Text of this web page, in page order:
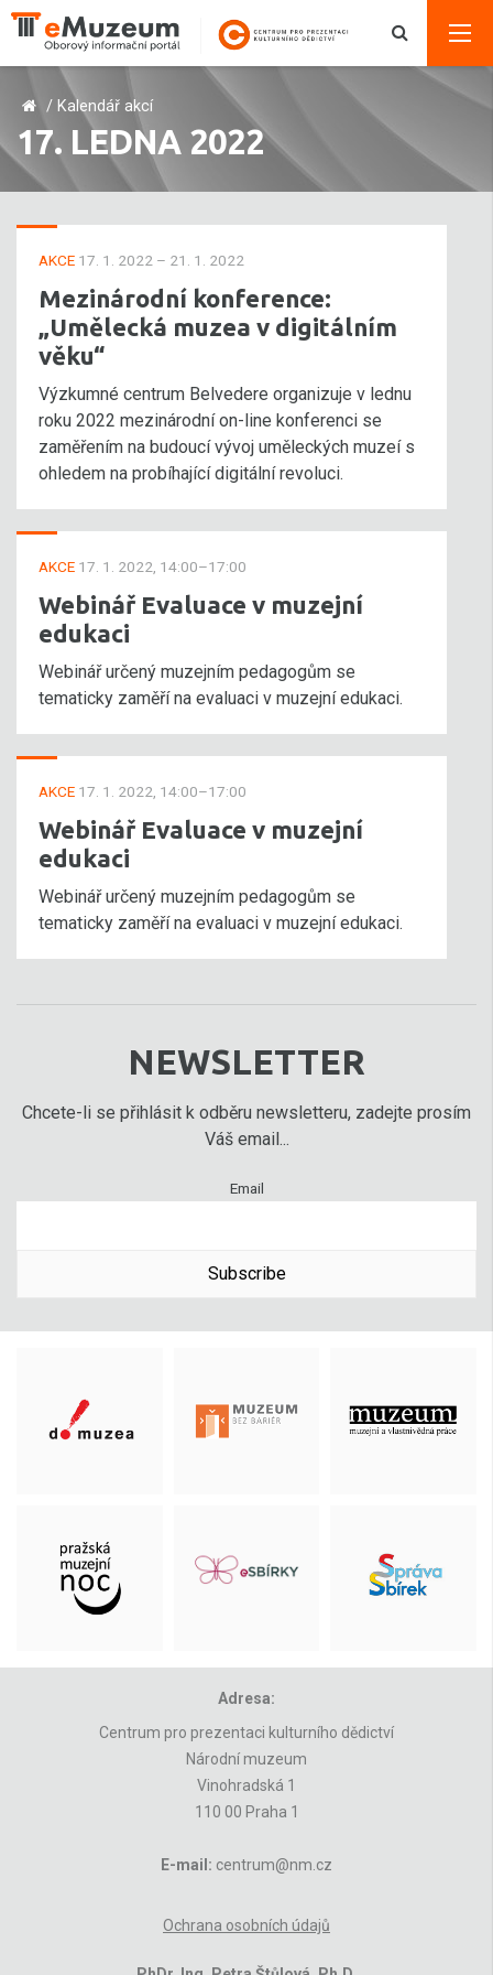
/ Kalendář akcí
17. LEDNA 2022
AKCE 17. 1. 2022 – 21. 1. 2022
Mezinárodní konference:
„Umělecká muzea v digitálním
věku“
Výzkumné centrum Belvedere organizuje v lednu
roku 2022 mezinárodní on-line konferenci se
zaměřením na budoucí vývoj uměleckých muzeí s
ohledem na probíhající digitální revoluci.
AKCE 17. 1. 2022, 14:00–17:00
Webinář Evaluace v muzejní
edukaci
Webinář určený muzejním pedagogům se
tematicky zaměří na evaluaci v muzejní edukaci.
AKCE 17. 1. 2022, 14:00–17:00
Webinář Evaluace v muzejní
edukaci
Webinář určený muzejním pedagogům se
tematicky zaměří na evaluaci v muzejní edukaci.
NEWSLETTER
Chcete-li se přihlásit k odběru newsletteru, zadejte prosím
Váš email...
Email
Subscribe
Adresa:
Centrum pro prezentaci kulturního dědictví
Národní muzeum
Vinohradská 1
110 00 Praha 1
E-mail: centrum@nm.cz
Ochrana osobních údajů